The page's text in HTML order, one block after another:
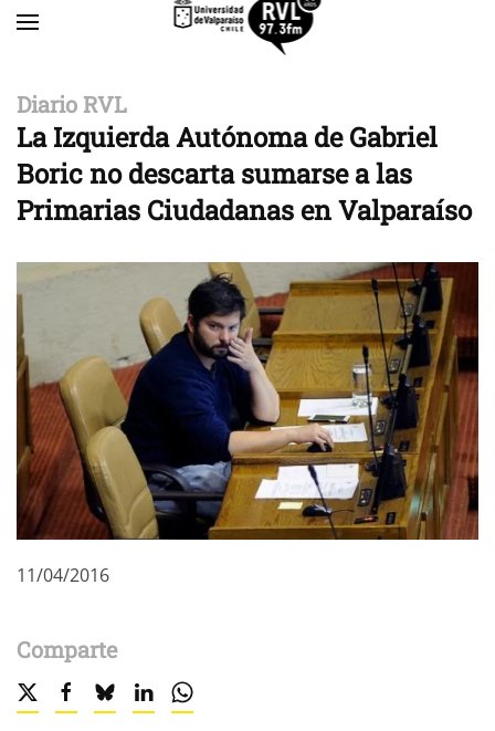
Diario RVL
La Izquierda Autónoma de Gabriel
Boric no descarta sumarse a las
Primarias Ciudadanas en Valparaíso
11/04/2016
Comparte